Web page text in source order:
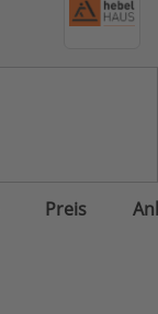
Preis